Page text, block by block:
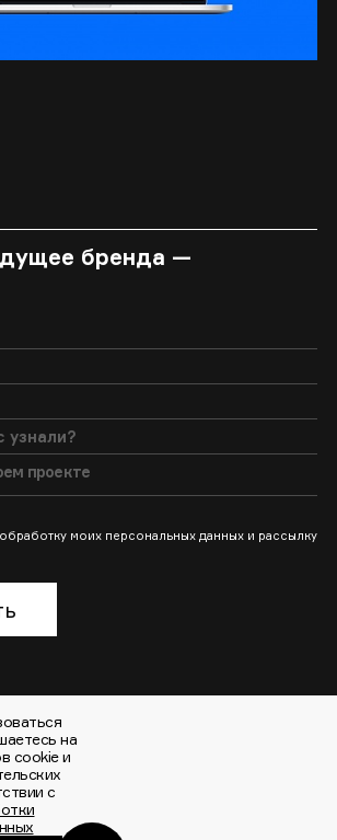
бренда —
моих персональных данных и рассылку
на
cookie и
с